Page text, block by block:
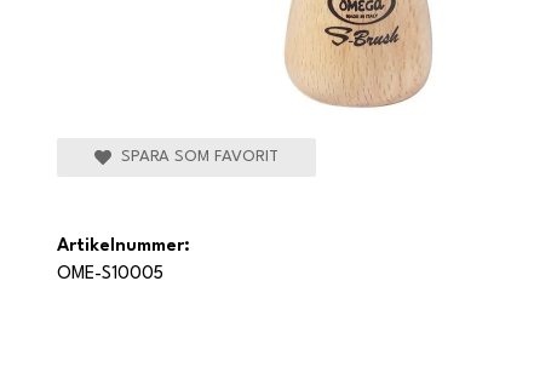
SPARA SOM FAVORIT
Artikelnummer:
OME-S10005